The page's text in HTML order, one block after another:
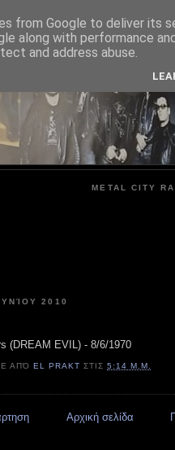
METAL CITY
2010
(DREAM EVIL) - 8/6/1970
ΑΠΌEL PRAKT ΣΤΙΣ5:14 Μ.Μ.
Αρχική σελίδα
from Google to deliver its
along with performance
and address abuse.